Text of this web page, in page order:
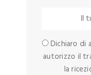
Dichiaro di
autorizzo il
la